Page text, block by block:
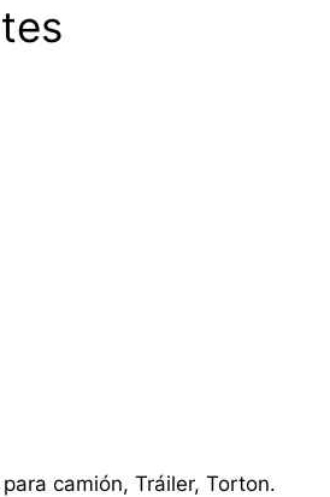
camión, Tráiler, Torton.